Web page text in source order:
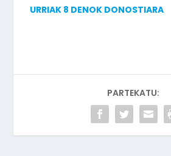
URRIAK 8 DENOK DONOSTIARA
PARTEKATU: